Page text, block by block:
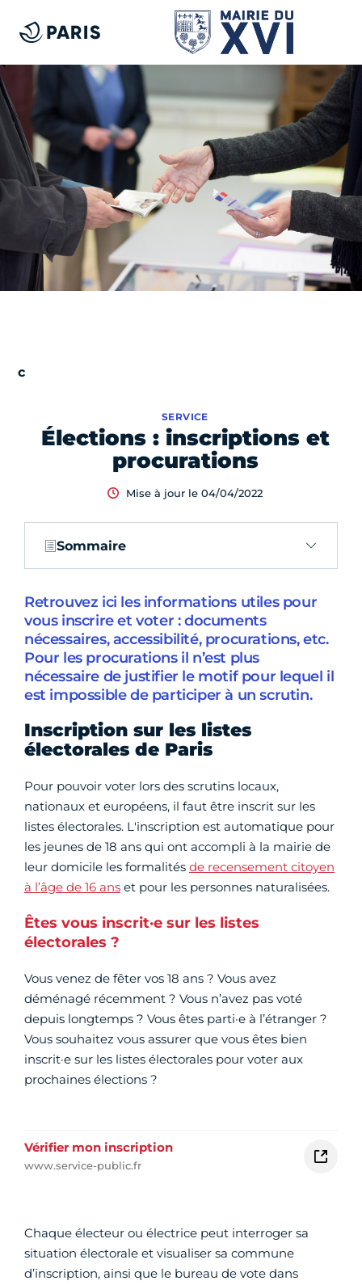
Élections : inscriptions et
procurations
SERVICE
Mise à jour le 04/04/2022
Sommaire
Retrouvez ici les informations utiles pour
vous inscrire et voter : documents
nécessaires, accessibilité, procurations, etc.
Pour les procurations il n’est plus
nécessaire de justifier le motif pour lequel il
est impossible de participer à un scrutin.
Inscription sur les listes
électorales de Paris
Pour pouvoir voter lors des scrutins locaux,
nationaux et européens, il faut être inscrit sur les
listes électorales. L'inscription est automatique pour
les jeunes de 18 ans qui ont accompli à la mairie de
leur domicile les formalités de recensement citoyen
à l’âge de 16 ans et pour les personnes naturalisées.
Êtes vous inscrit·e sur les listes
électorales ?
Vous venez de fêter vos 18 ans ? Vous avez
déménagé récemment ? Vous n’avez pas voté
depuis longtemps ? Vous êtes parti·e à l’étranger ?
Vous souhaitez vous assurer que vous êtes bien
inscrit·e sur les listes électorales pour voter aux
prochaines élections ?
Vérifier mon inscription
www.service-public.fr
Chaque électeur ou électrice peut interroger sa
situation électorale et visualiser sa commune
d’inscription, ainsi que le bureau de vote dans